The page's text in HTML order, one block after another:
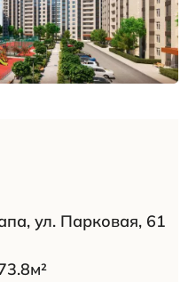
ул. Парковая, 61